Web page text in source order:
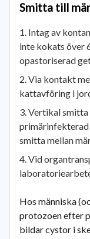
Smitta till
Intag av
inte kokats över
opastoriserad
Via kontakt
kattavföring i
Vertikal smitta
primärinfekterad
smitta mellan
Vid
Hos människa
protozoen efter
bildar cystor i